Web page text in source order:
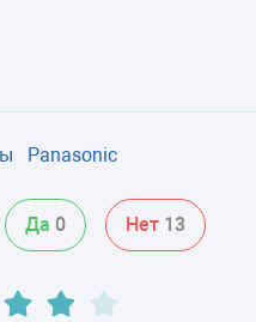
Panasonic
Да 0 Нет 13